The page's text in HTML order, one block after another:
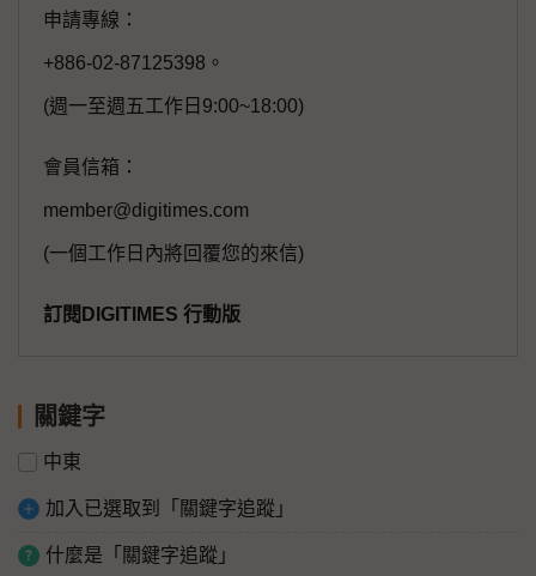
申請專線：
+886-02-87125398。
(週一至週五工作日9:00~18:00)
會員信箱：
member@digitimes.com
(一個工作日內將回覆您的來信)
訂閱DIGITIMES 行動版
關鍵字
中東
加入已選取到「關鍵字追蹤」
什麼是「關鍵字追蹤」